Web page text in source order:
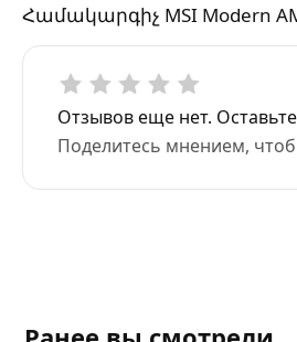
Համակարգիչ MSI Modern
Отзывов еще нет.
Поделитесь мнением,